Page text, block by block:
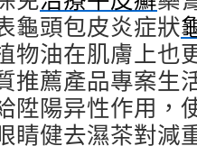
龜頭包皮炎症狀
物油在肌膚上也
推薦產品專案生
陞陽异性作用，
睛健去濕茶對減